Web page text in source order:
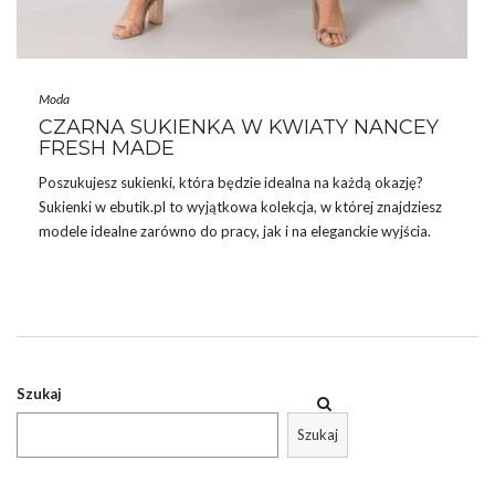
Moda
CZARNA SUKIENKA W KWIATY NANCEY
FRESH MADE
Poszukujesz sukienki, która będzie idealna na każdą okazję?
Sukienki w ebutik.pl to wyjątkowa kolekcja, w której znajdziesz
modele idealne zarówno do pracy, jak i na eleganckie wyjścia.
OBLICZE MODY!
Czarna sukienka Nancey od FRESH MADE to przełom w Twojej
Szukaj
Szukaj